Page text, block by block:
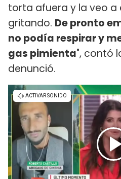
torta afuera y la veo a
gritando. De pronto
no podía respirar y
gas pimienta", contó
denunció.